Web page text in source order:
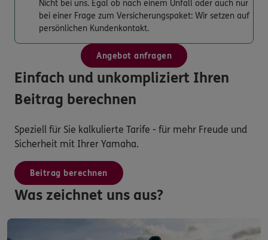
Nicht bei uns. Egal ob nach einem Unfall oder auch nur
bei einer Frage zum Versicherungspaket: Wir setzen auf
persönlichen Kundenkontakt.
Angebot anfragen
Einfach und unkompliziert Ihren
Beitrag berechnen
Speziell für Sie kalkulierte Tarife - für mehr Freude und
Sicherheit mit Ihrer Yamaha.
Beitrag berechnen
Was zeichnet uns aus?